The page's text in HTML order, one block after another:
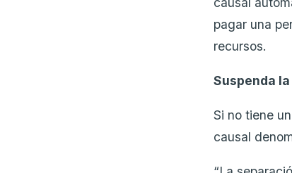
pagar una
recursos.
Suspenda
Si no tiene
causal